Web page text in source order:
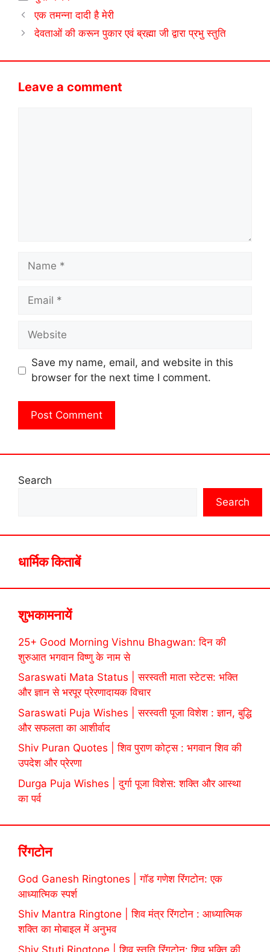
एक तमन्ना दादी है मेरी
देवताओं की करून पुकार एवं ब्रह्मा जी द्वारा प्रभु स्तुति
Leave a comment
Name
Email
Website
Save my name, email, and website in this
browser for the next time I comment.
Search
Search
धार्मिक किताबें
शुभकामनायें
25+ Good Morning Vishnu Bhagwan: दिन की
शुरुआत भगवान विष्णु के नाम से
Saraswati Mata Status | सरस्वती माता स्टेटस: भक्ति
और ज्ञान से भरपूर प्रेरणादायक विचार
Saraswati Puja Wishes | सरस्वती पूजा विशेश : ज्ञान, बुद्धि
और सफलता का आशीर्वाद
Shiv Puran Quotes | शिव पुराण कोट्स : भगवान शिव की
उपदेश और प्रेरणा
Durga Puja Wishes | दुर्गा पूजा विशेस: शक्ति और आस्था
का पर्व
रिंगटोन
God Ganesh Ringtones | गॉड गणेश रिंगटोन: एक
आध्यात्मिक स्पर्श
Shiv Mantra Ringtone | शिव मंत्र रिंगटोन : आध्यात्मिक
शक्ति का मोबाइल में अनुभव
Shiv Stuti Ringtone | शिव स्तुति रिंगटोन: शिव भक्ति की